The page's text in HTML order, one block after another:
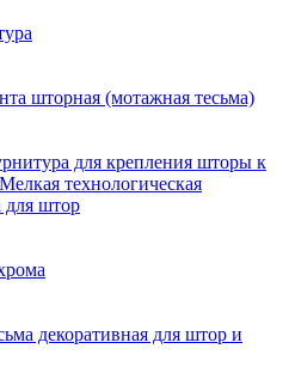
шторная (мотажная тесьма)
для крепления шторы к
технологическая
для штор
декоративная для штор и